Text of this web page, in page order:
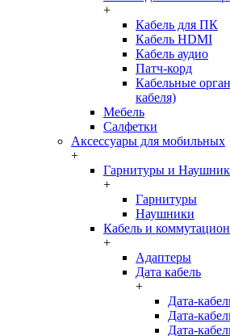
+
Кабель для ПК
Кабель HDMI
Кабель аудио
Патч-корд
Кабельные
кабеля)
Мебель
Салфетки
Аксессуары для мобильных
+
Гарнитуры и
+
Гарнитуры
Наушники
Кабель и
+
Адаптеры
Дата кабель
+
Дата-
Дата-
Дата-